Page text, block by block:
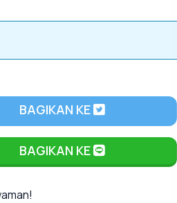
BAGIKAN KE
BAGIKAN KE